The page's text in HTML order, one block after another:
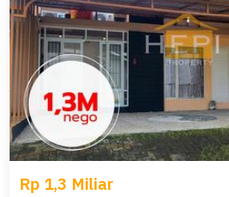
Rp 1,3 Miliar